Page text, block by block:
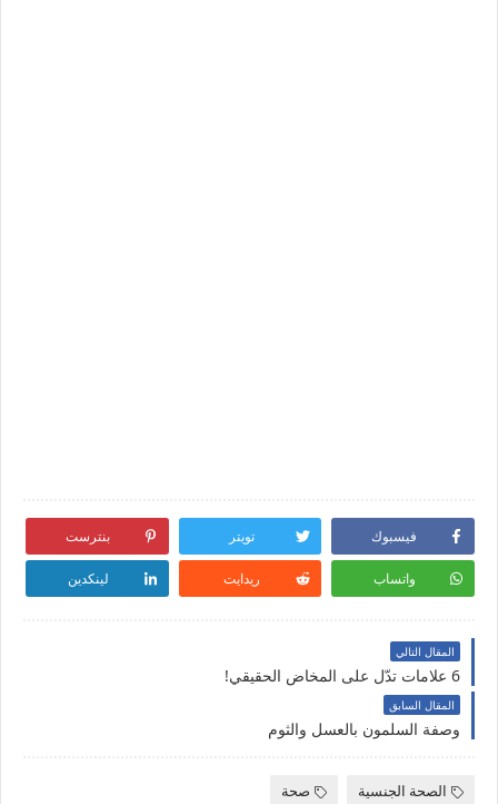
فيسبوك تويتر بنترست
واتساب ريدايت لينكدين
المقال التالي
6 علامات تدّل على المخاض الحقيقي!
المقال السابق
وصفة السلمون بالعسل والثوم
الصحة الجنسية صحة